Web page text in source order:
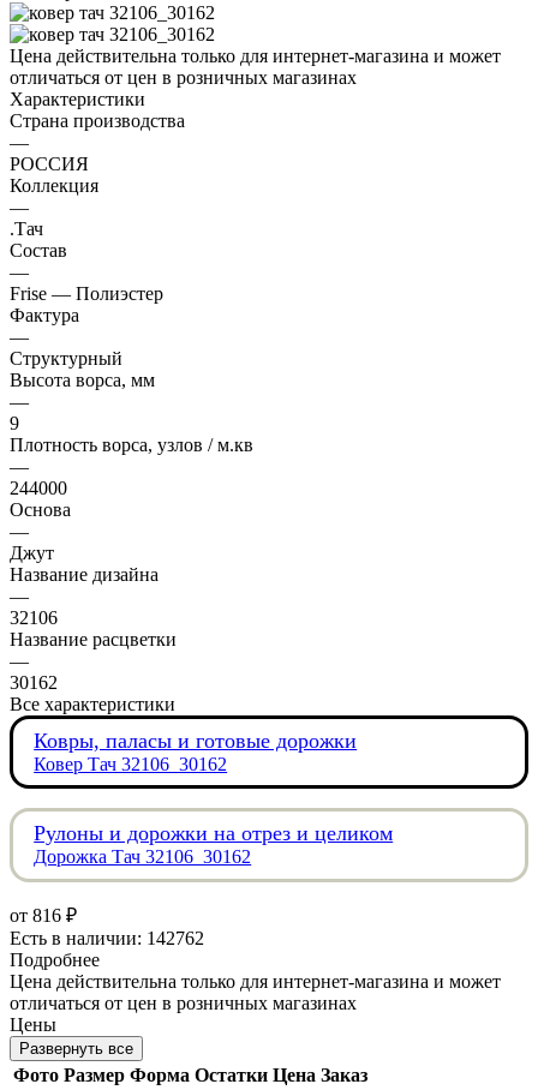
Цена действительна только для интернет-магазина и может
отличаться от цен в розничных магазинах
Характеристики
Страна производства
—
РОССИЯ
Коллекция
—
.Тач
Состав
—
Frise — Полиэстер
Фактура
—
Структурный
Высота ворса, мм
—
9
Плотность ворса, узлов / м.кв
—
244000
Основа
—
Джут
Название дизайна
—
32106
Название расцветки
—
30162
Все характеристики
Ковры, паласы и готовые дорожки
Ковер Тач 32106_30162
Рулоны и дорожки на отрез и целиком
Дорожка Тач 32106_30162
от 816 ₽
Есть в наличии: 142762
Подробнее
Цена действительна только для интернет-магазина и может
отличаться от цен в розничных магазинах
Цены
Развернуть все
Фото Размер Форма Остатки Цена Заказ